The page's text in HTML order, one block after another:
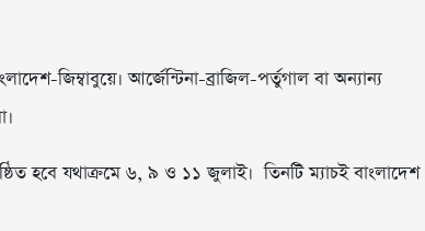
জিম্বাবুয়ে। আর্জেন্টিনা-ব্রাজিল-পর্তুগাল বা অন্যান্য
হবে যথাক্রমে ৬, ৯ ও ১১ জুলাই। তিনটি ম্যাচই বাংলাদেশ